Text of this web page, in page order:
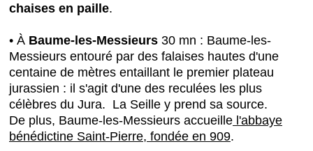
chaises en paille.
• À Baume-les-Messieurs 30 mn : Baume-les-
Messieurs entouré par des falaises hautes d'une
centaine de mètres entaillant le premier plateau
jurassien : il s'agit d'une des reculées les plus
célèbres du Jura. La Seille y prend sa source.
De plus, Baume-les-Messieurs accueille l'abbaye
bénédictine Saint-Pierre, fondée en 909.